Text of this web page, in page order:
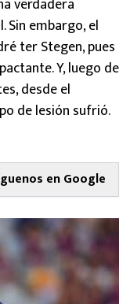
verdadera
Sin embargo, el
ter Stegen, pues
Y, luego de
desde el
de lesión sufrió.
en Google